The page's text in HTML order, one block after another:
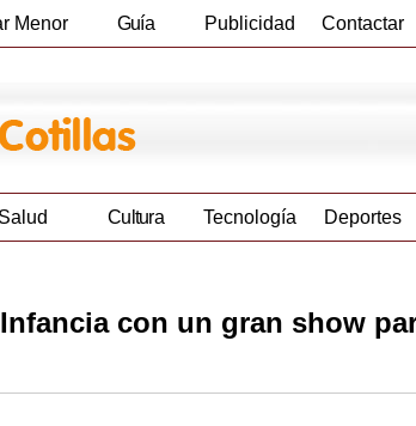
Menor Guía Publicidad Contactar
Salud Cultura Tecnología Deportes
con un gran show